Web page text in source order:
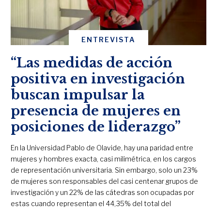
ENTREVISTA
“Las medidas de acción
positiva en investigación
buscan impulsar la
presencia de mujeres en
posiciones de liderazgo”
En la Universidad Pablo de Olavide, hay una paridad entre
mujeres y hombres exacta, casi milimétrica, en los cargos
de representación universitaria. Sin embargo, solo un 23%
de mujeres son responsables del casi centenar grupos de
investigación y un 22% de las cátedras son ocupadas por
estas cuando representan el 44,35% del total del